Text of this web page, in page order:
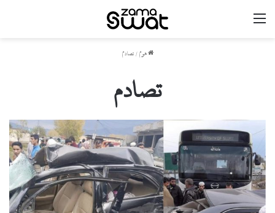
ھوم / تصادم
تصادم